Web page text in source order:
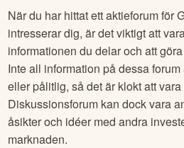
När du har hittat ett aktieforum för
intresserar dig, är det viktigt att
informationen du delar och att
Inte all information på dessa
eller pålitlig, så det är klokt att
Diskussionsforum kan dock vara
åsikter och idéer med andra
marknaden.